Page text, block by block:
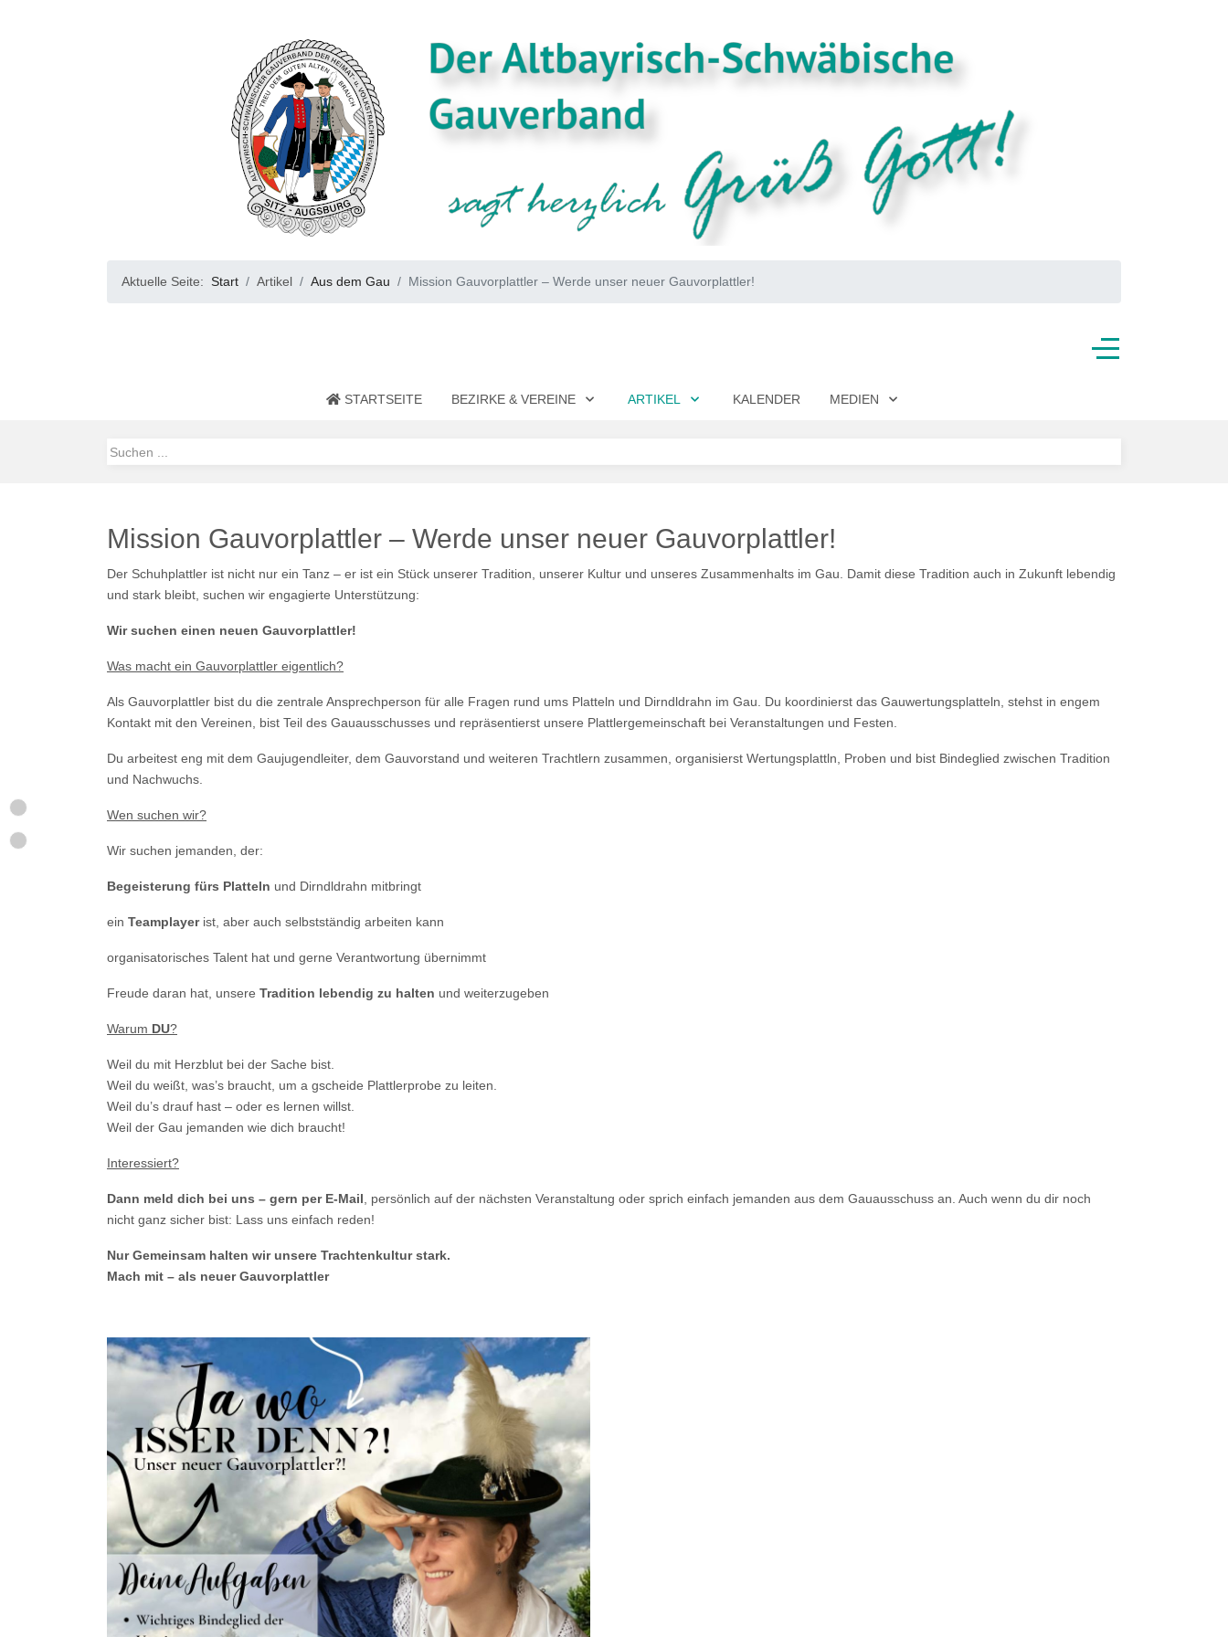
Aktuelle Seite: Start Artikel Aus dem Gau Mission Gauvorplattler – Werde unser neuer Gauvorplattler!
STARTSEITE BEZIRKE & VEREINE ARTIKEL KALENDER MEDIEN
Mission Gauvorplattler – Werde unser neuer Gauvorplattler!
Der Schuhplattler ist nicht nur ein Tanz – er ist ein Stück unserer Tradition, unserer Kultur und unseres Zusammenhalts im Gau. Damit diese Tradition auch in Zukunft lebendig
und stark bleibt, suchen wir engagierte Unterstützung:
Wir suchen einen neuen Gauvorplattler!
Was macht ein Gauvorplattler eigentlich?
Als Gauvorplattler bist du die zentrale Ansprechperson für alle Fragen rund ums Platteln und Dirndldrahn im Gau. Du koordinierst das Gauwertungsplatteln, stehst in engem
Kontakt mit den Vereinen, bist Teil des Gauausschusses und repräsentierst unsere Plattlergemeinschaft bei Veranstaltungen und Festen.
Du arbeitest eng mit dem Gaujugendleiter, dem Gauvorstand und weiteren Trachtlern zusammen, organisierst Wertungsplattln, Proben und bist Bindeglied zwischen Tradition
und Nachwuchs.
Wen suchen wir?
Wir suchen jemanden, der:
Begeisterung fürs Platteln und Dirndldrahn mitbringt
ein Teamplayerist, aber auch selbstständig arbeiten kann
organisatorisches Talent hat und gerne Verantwortung übernimmt
Freude daran hat, unsere Tradition lebendig zu halten und weiterzugeben
Warum DU?
Weil du mit Herzblut bei der Sache bist.
Weil du weißt, was’s braucht, um a gscheide Plattlerprobe zu leiten.
Weil du’s drauf hast – oder es lernen willst.
Weil der Gau jemanden wie dich braucht!
Interessiert?
Dann meld dich bei uns – gern per E-Mail , persönlich auf der nächsten Veranstaltung oder sprich einfach jemanden aus dem Gauausschuss an. Auch wenn du dir noch
nicht ganz sicher bist: Lass uns einfach reden!
Nur Gemeinsam halten wir unsere Trachtenkultur stark.
Mach mit – als neuer Gauvorplattler